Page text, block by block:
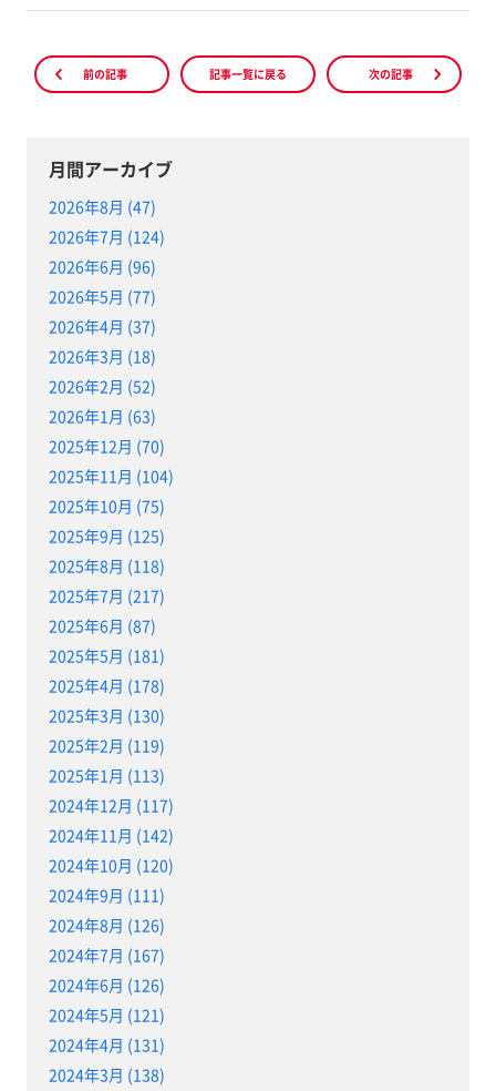
前の記事 記事一覧に戻る 次の記事
月間アーカイブ
2026年8月 (47)
2026年7月 (124)
2026年6月 (96)
2026年5月 (77)
2026年4月 (37)
2026年3月 (18)
2026年2月 (52)
2026年1月 (63)
2025年12月 (70)
2025年11月 (104)
2025年10月 (75)
2025年9月 (125)
2025年8月 (118)
2025年7月 (217)
2025年6月 (87)
2025年5月 (181)
2025年4月 (178)
2025年3月 (130)
2025年2月 (119)
2025年1月 (113)
2024年12月 (117)
2024年11月 (142)
2024年10月 (120)
2024年9月 (111)
2024年8月 (126)
2024年7月 (167)
2024年6月 (126)
2024年5月 (121)
2024年4月 (131)
2024年3月 (138)